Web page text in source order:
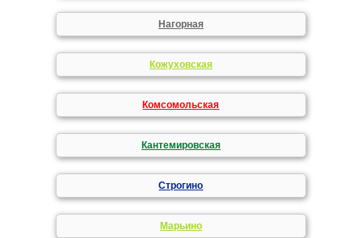
Нагорная
Кожуховская
Комсомольская
Кантемировская
Строгино
Марьино